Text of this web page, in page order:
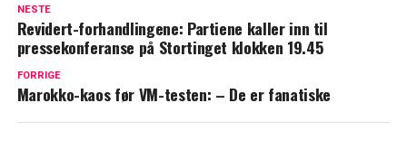
NESTE
Revidert-forhandlingene: Partiene kaller inn til
pressekonferanse på Stortinget klokken 19.45
FORRIGE
Marokko-kaos før VM-testen: – De er fanatiske